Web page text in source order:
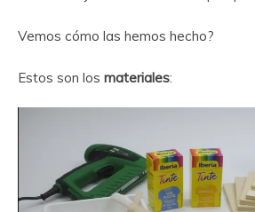
Vemos cómo las hemos hecho?
Estos son los materiales: